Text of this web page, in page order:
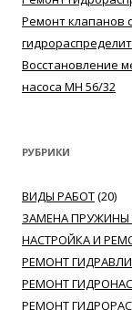
Ремонт клапанов
Восстановление
насоса MH 56/32
РУБРИКИ
ВИДЫ РАБОТ(20)
ЗАМЕНА ПРУЖИНЫ
НАСТРОЙКА И
РЕМОНТ
РЕМОНТ
РЕМОНТ